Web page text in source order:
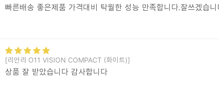
빠른배송 좋은제품 가격대비 탁월한 성능 만족합니다.잘쓰겠습니
[리안리 O11 VISION COMPACT (화이트)]
상품 잘 받았습니다 감사합니다